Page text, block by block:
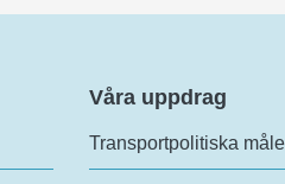
Våra uppdrag
Transportpolitiska